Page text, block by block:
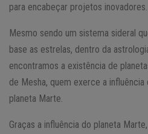
para encabeçar projetos inovadores.
Mesmo sendo um sistema sideral
base as estrelas, dentro da
encontramos a existência de
de Mesha, quem exerce a
planeta Marte.
Graças a influência do planeta